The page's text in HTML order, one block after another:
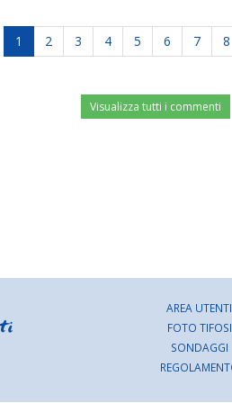
1 2 3 4 5 6 7 8
Visualizza tutti i commenti
AREA UTENTI
FOTO TIFOSI
SONDAGGI